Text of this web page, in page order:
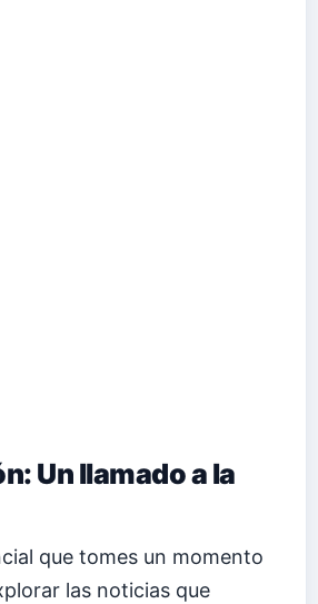
Un llamado a la
que tomes un momento
las noticias que